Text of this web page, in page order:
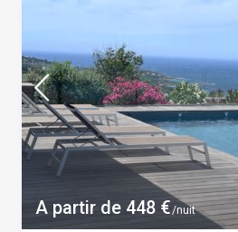
A partir de 448 €/nuit